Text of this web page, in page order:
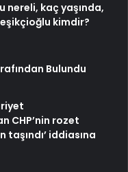
nereli, kaç yaşında,
kimdir?
Bulundu
CHP’nin rozet
iddiasına